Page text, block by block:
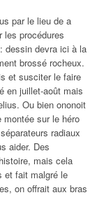
par le lieu de a
les procédures
dessin devra ici à la
brossé rocheux.
et susciter le faire
en juillet-août mais
Ou bien ononoit
sur le héro
radiaux
aider. Des
mais cela
et fait malgré le
on offrait aux bras